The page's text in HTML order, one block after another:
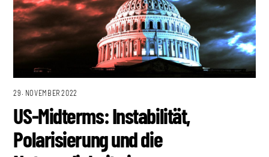
29. NOVEMBER 2022
US-Midterms: Instabilität,
Polarisierung und die